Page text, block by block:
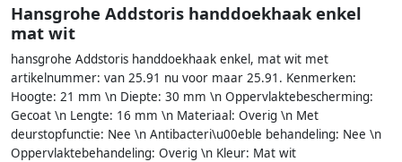
Hansgrohe Addstoris handdoekhaak enkel
mat wit
hansgrohe Addstoris handdoekhaak enkel, mat wit met
artikelnummer: van 25.91 nu voor maar 25.91. Kenmerken:
Hoogte: 21 mm \n Diepte: 30 mm \n Oppervlaktebescherming:
Gecoat \n Lengte: 16 mm \n Materiaal: Overig \n Met
deurstopfunctie: Nee \n Antibacteri\u00eble behandeling: Nee \n
Oppervlaktebehandeling: Overig \n Kleur: Mat wit